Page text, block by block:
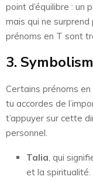
point d’équilibre : un
mais qui ne surprend
prénoms en T sont
3.
Certains prénoms en
tu accordes de
t’appuyer sur cette
personnel.
Talia , qui
et la spiritualité.